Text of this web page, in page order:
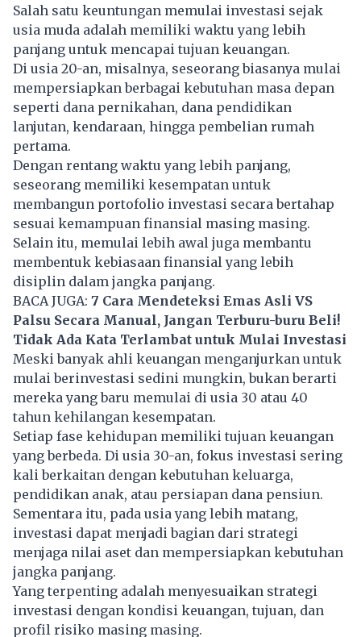
Salah satu keuntungan memulai investasi sejak
usia muda adalah memiliki waktu yang lebih
panjang untuk mencapai tujuan keuangan.
Di usia 20-an, misalnya, seseorang biasanya mulai
mempersiapkan berbagai kebutuhan masa depan
seperti dana pernikahan, dana pendidikan
lanjutan, kendaraan, hingga pembelian rumah
pertama.
Dengan rentang waktu yang lebih panjang,
seseorang memiliki kesempatan untuk
membangun portofolio investasi secara bertahap
sesuai kemampuan finansial masing masing.
Selain itu, memulai lebih awal juga membantu
membentuk kebiasaan finansial yang lebih
disiplin dalam jangka panjang.
BACA JUGA: 7 Cara Mendeteksi Emas Asli VS
Palsu Secara Manual, Jangan Terburu-buru Beli!
Tidak Ada Kata Terlambat untuk Mulai Investasi
Meski banyak ahli keuangan menganjurkan untuk
mulai berinvestasi sedini mungkin, bukan berarti
mereka yang baru memulai di usia 30 atau 40
tahun kehilangan kesempatan.
Setiap fase kehidupan memiliki tujuan keuangan
yang berbeda. Di usia 30-an, fokus investasi sering
kali berkaitan dengan kebutuhan keluarga,
pendidikan anak, atau persiapan dana pensiun.
Sementara itu, pada usia yang lebih matang,
investasi dapat menjadi bagian dari strategi
menjaga nilai aset dan mempersiapkan kebutuhan
jangka panjang.
Yang terpenting adalah menyesuaikan strategi
investasi dengan kondisi keuangan, tujuan, dan
profil risiko masing masing.